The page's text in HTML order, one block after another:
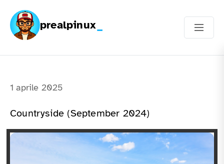
prealpinux
1 aprile 2025
Countryside (September 2024)